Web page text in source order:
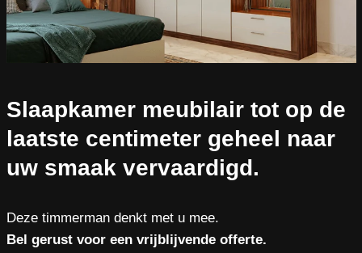
Slaapkamer meubilair tot op de
laatste centimeter geheel naar
uw smaak vervaardigd.
Deze timmerman denkt met u mee.
Bel gerust voor een vrijblijvende offerte.